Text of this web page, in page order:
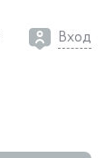
Вход